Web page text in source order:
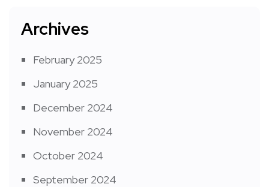
Archives
February 2025
January 2025
December 2024
November 2024
October 2024
September 2024